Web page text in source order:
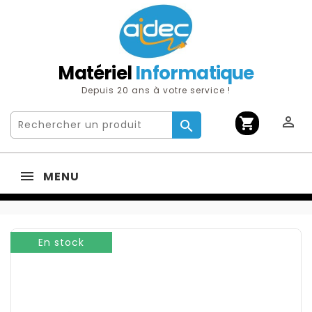
MatérielInformatique
Depuis 20 ans à votre service !
 shopping_cart 
MENU
En stock